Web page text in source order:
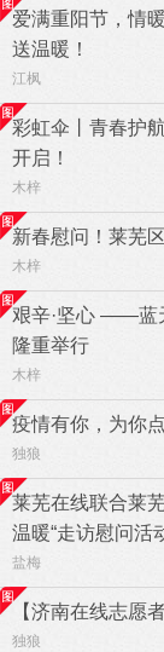
爱满重阳节，情
送温暖！
江枫
彩虹伞丨青春护
开启！
木梓
新春慰问！莱芜
木梓
艰辛·坚心 ——蓝
隆重举行
木梓
疫情有你，为你
独狼
莱芜在线联合莱
温暖“走访慰问活
盐梅
【济南在线志
独狼